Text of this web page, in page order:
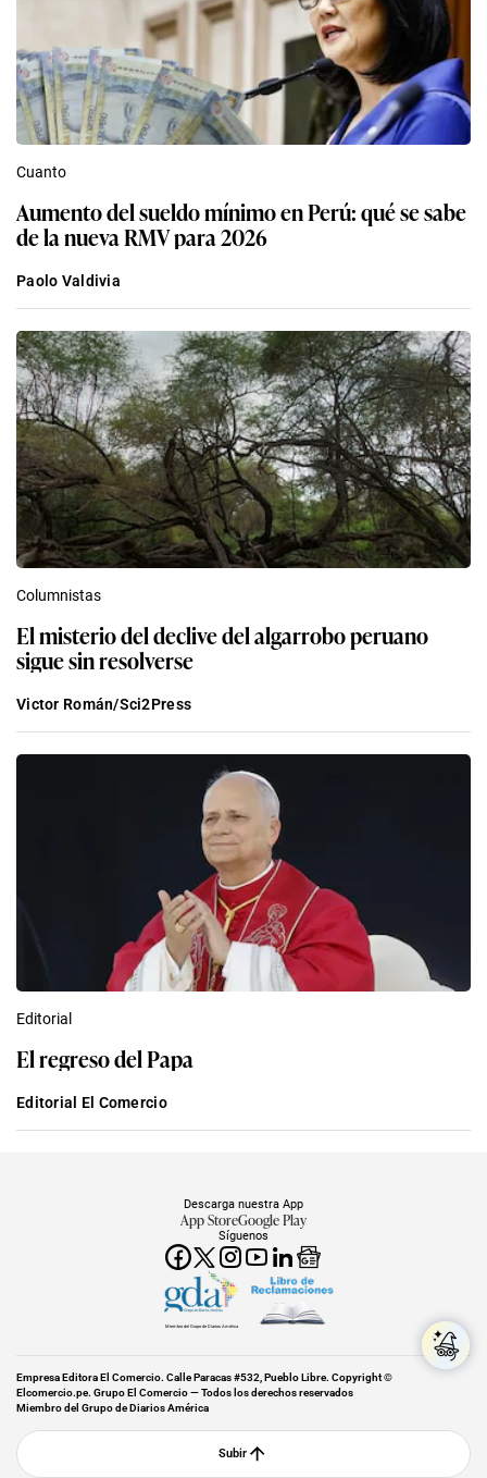
Cuanto
Aumento del sueldo mínimo en Perú: qué se sabe
de la nueva RMV para 2026
Paolo Valdivia
Columnistas
El misterio del declive del algarrobo peruano
sigue sin resolverse
Victor Román/Sci2Press
Editorial
El regreso del Papa
Editorial El Comercio
Síguenos
Descarga nuestra App
App StoreGoogle Play
Miembro del Grupo de Diarios América
Empresa Editora El Comercio. Calle Paracas #532, Pueblo Libre. Copyright ©
Elcomercio.pe. Grupo El Comercio — Todos los derechos reservados
Miembro del Grupo de Diarios América
Subir